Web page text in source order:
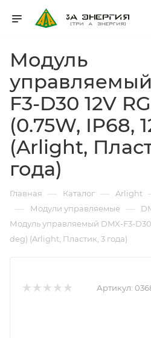
Модуль
F3-D30 12V
(0.75W, IP68,
(Arlight,
года)
Главная — Каталог — Arlight
— Модули управляемые —
Модуль управляемый DMX-F3-D30
deg) (Arlight, Пластик, 3 года)
Артикул: